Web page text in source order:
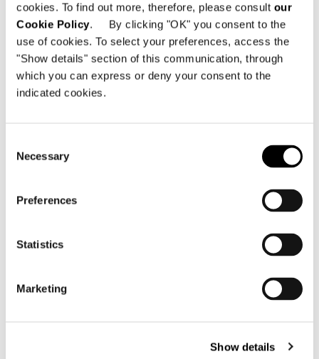
cookies. To find out more, therefore, please consult our
Cookie Policy. By clicking "OK" you consent to the
use of cookies. To select your preferences, access the
"Show details" section of this communication, through
which you can express or deny your consent to the
indicated cookies.
Selection
Necessary
Preferences
Statistics
Marketing
Show details